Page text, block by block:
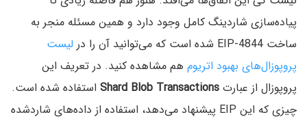
پیاده‌سازی شاردینگ کامل وجود دارد و همین مسئله منجر به
ساخت EIP-4844 شده است که می‌توانید آن را در
لیست
پروپوزال‌های بهبود اتریوم هم مشاهده کنید. در تعریف این
پروپوزال از عبارت Shard Blob Transactions استفاده شده است.
چیزی که این EIP پیشنهاد می‌دهد، استفاده از داده‌های شاردشده